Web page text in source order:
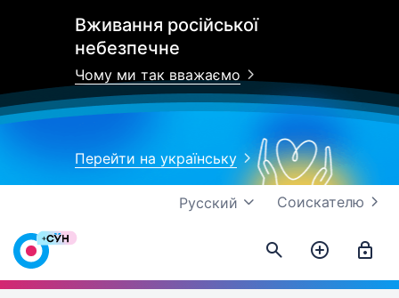
Вживання російської
небезпечне
Чому ми так вважаємо
Перейти на українську
Соискателю
Русский